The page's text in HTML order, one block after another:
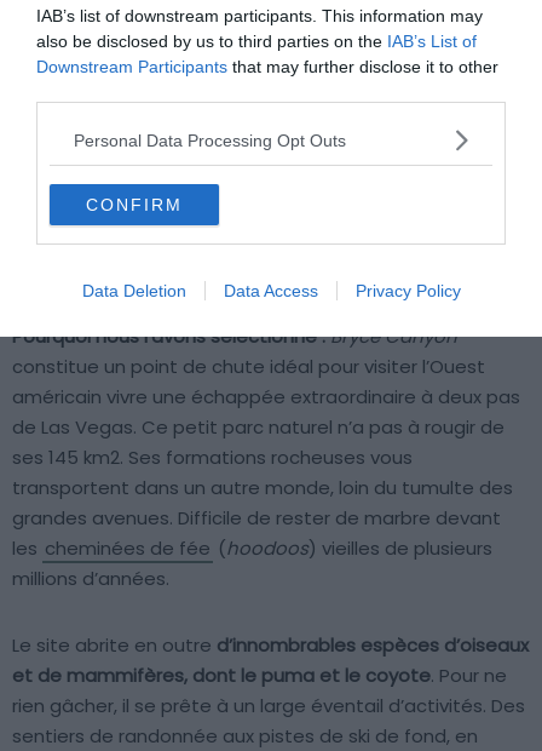
IAB’s list of downstream participants. This information may
also be disclosed by us to third parties on the IAB’s List of
Downstream Participants that may further disclose it to other
Personal Data Processing Opt Outs
CONFIRM
Data Deletion Data Access Privacy Policy
Pourquoi nous l’avons sélectionné :Bryce Canyon
constitue un point de chute idéal pour visiter l’Ouest
américain vivre une échappée extraordinaire à deux pas
de Las Vegas. Ce petit parc naturel n’a pas à rougir de
ses 145 km2. Ses formations rocheuses vous
transportent dans un autre monde, loin du tumulte des
grandes avenues. Difficile de rester de marbre devant
les cheminées de fée (hoodoos) vieilles de plusieurs
millions d’années.
Le site abrite en outre d’innombrables espèces d’oiseaux
et de mammifères, dont le puma et le coyote. Pour ne
rien gâcher, il se prête à un large éventail d’activités. Des
sentiers de randonnée aux pistes de ski de fond, en